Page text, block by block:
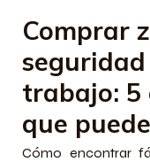
Comprar
trabajo: 5
que
Cómo encontrar